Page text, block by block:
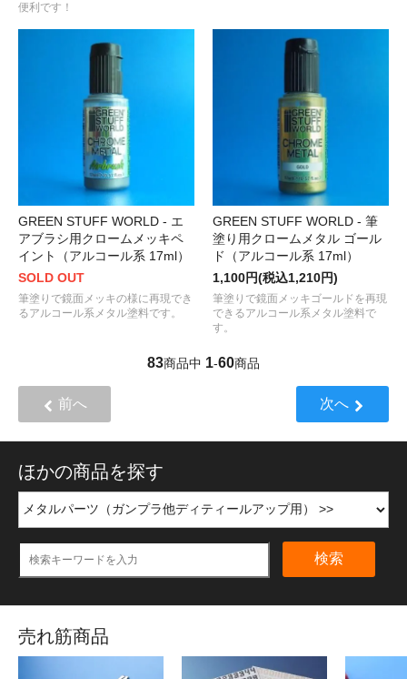
便利です！
GREEN STUFF WORLD - エ
アブラシ用クロームメッキペ
イント（アルコール系 17ml）
SOLD OUT
筆塗りで鏡面メッキの様に再現でき
るアルコール系メタル塗料です。
GREEN STUFF WORLD - 筆
塗り用クロームメタル ゴール
ド（アルコール系 17ml）
1,100円(税込1,210円)
筆塗りで鏡面メッキゴールドを再現
できるアルコール系メタル塗料で
す。
83商品中 1-60商品
前へ 次へ
ほかの商品を探す
検索
売れ筋商品